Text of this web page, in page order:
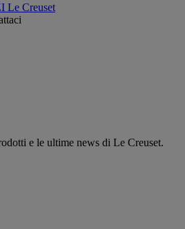
Le Creuset
e le ultime news di Le Creuset.